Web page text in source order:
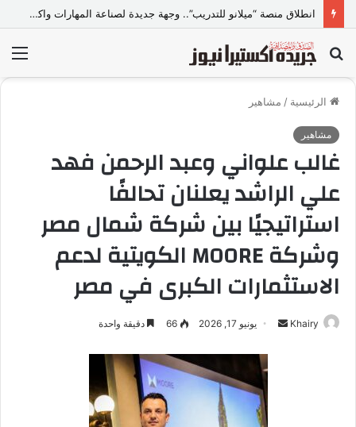
انطلاق منصة “ميلانو للتدريب”.. وجهة جديدة لصناعة المهارات واكتشاف المواهب..
بحث
عن
الرئيسية / مشاهير
مشاهير
غالب علواني وعبد الرحمن فهد
علي الراشد يعلنان تحالفًا
استراتيجيًا بين شركة شمال مصر
وشركة MOORE الكويتية لدعم
الاستثمارات الكبرى في مصر
Khairy يونيو 17, 2026 66 دقيقة واحدة